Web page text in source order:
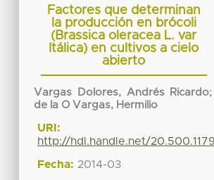
Factores que determinan
la producción en brócoli
(Brassica oleracea L. var
Itálica) en cultivos a cielo
abierto
Vargas Dolores, Andrés Ricardo;
de la O Vargas, Hermilio
URI:
http://hdl.handle.net/
Fecha: 2014-03